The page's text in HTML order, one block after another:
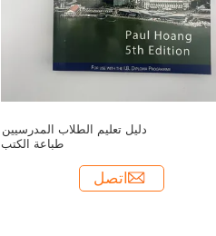
طباعة الكتب
اتصل